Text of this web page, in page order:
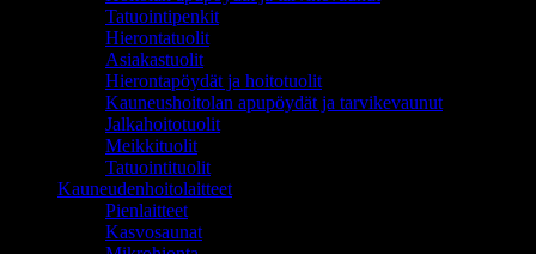
Tatuointipenkit
Hierontatuolit
Asiakastuolit
Hierontapöydät ja hoitotuolit
Kauneushoitolan apupöydät ja tarvikevaunut
Jalkahoitotuolit
Meikkituolit
Tatuointituolit
Kauneudenhoitolaitteet
Pienlaitteet
Kasvosaunat